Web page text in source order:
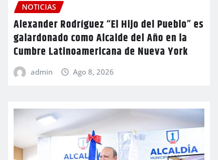
NOTICIAS
Alexander Rodríguez “El Hijo del Pueblo” es
galardonado como Alcalde del Año en la
Cumbre Latinoamericana de Nueva York
admin Ago 8, 2026